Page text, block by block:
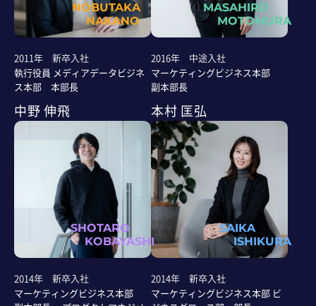
NOBUTAKA
NAKANO
2011年 新卒入社
執行役員 メディアデータビジネ
ス本部 本部長
中野 伸飛
MASAHIRO
MOTOMURA
2016年 中途入社
マーケティングビジネス本部
副本部長
本村 匡弘
SHOTARO
KOBAYASHI
2014年 新卒入社
マーケティングビジネス本部
SAIKA
ISHIKURA
2014年 新卒入社
マーケティングビジネス本部 ビ